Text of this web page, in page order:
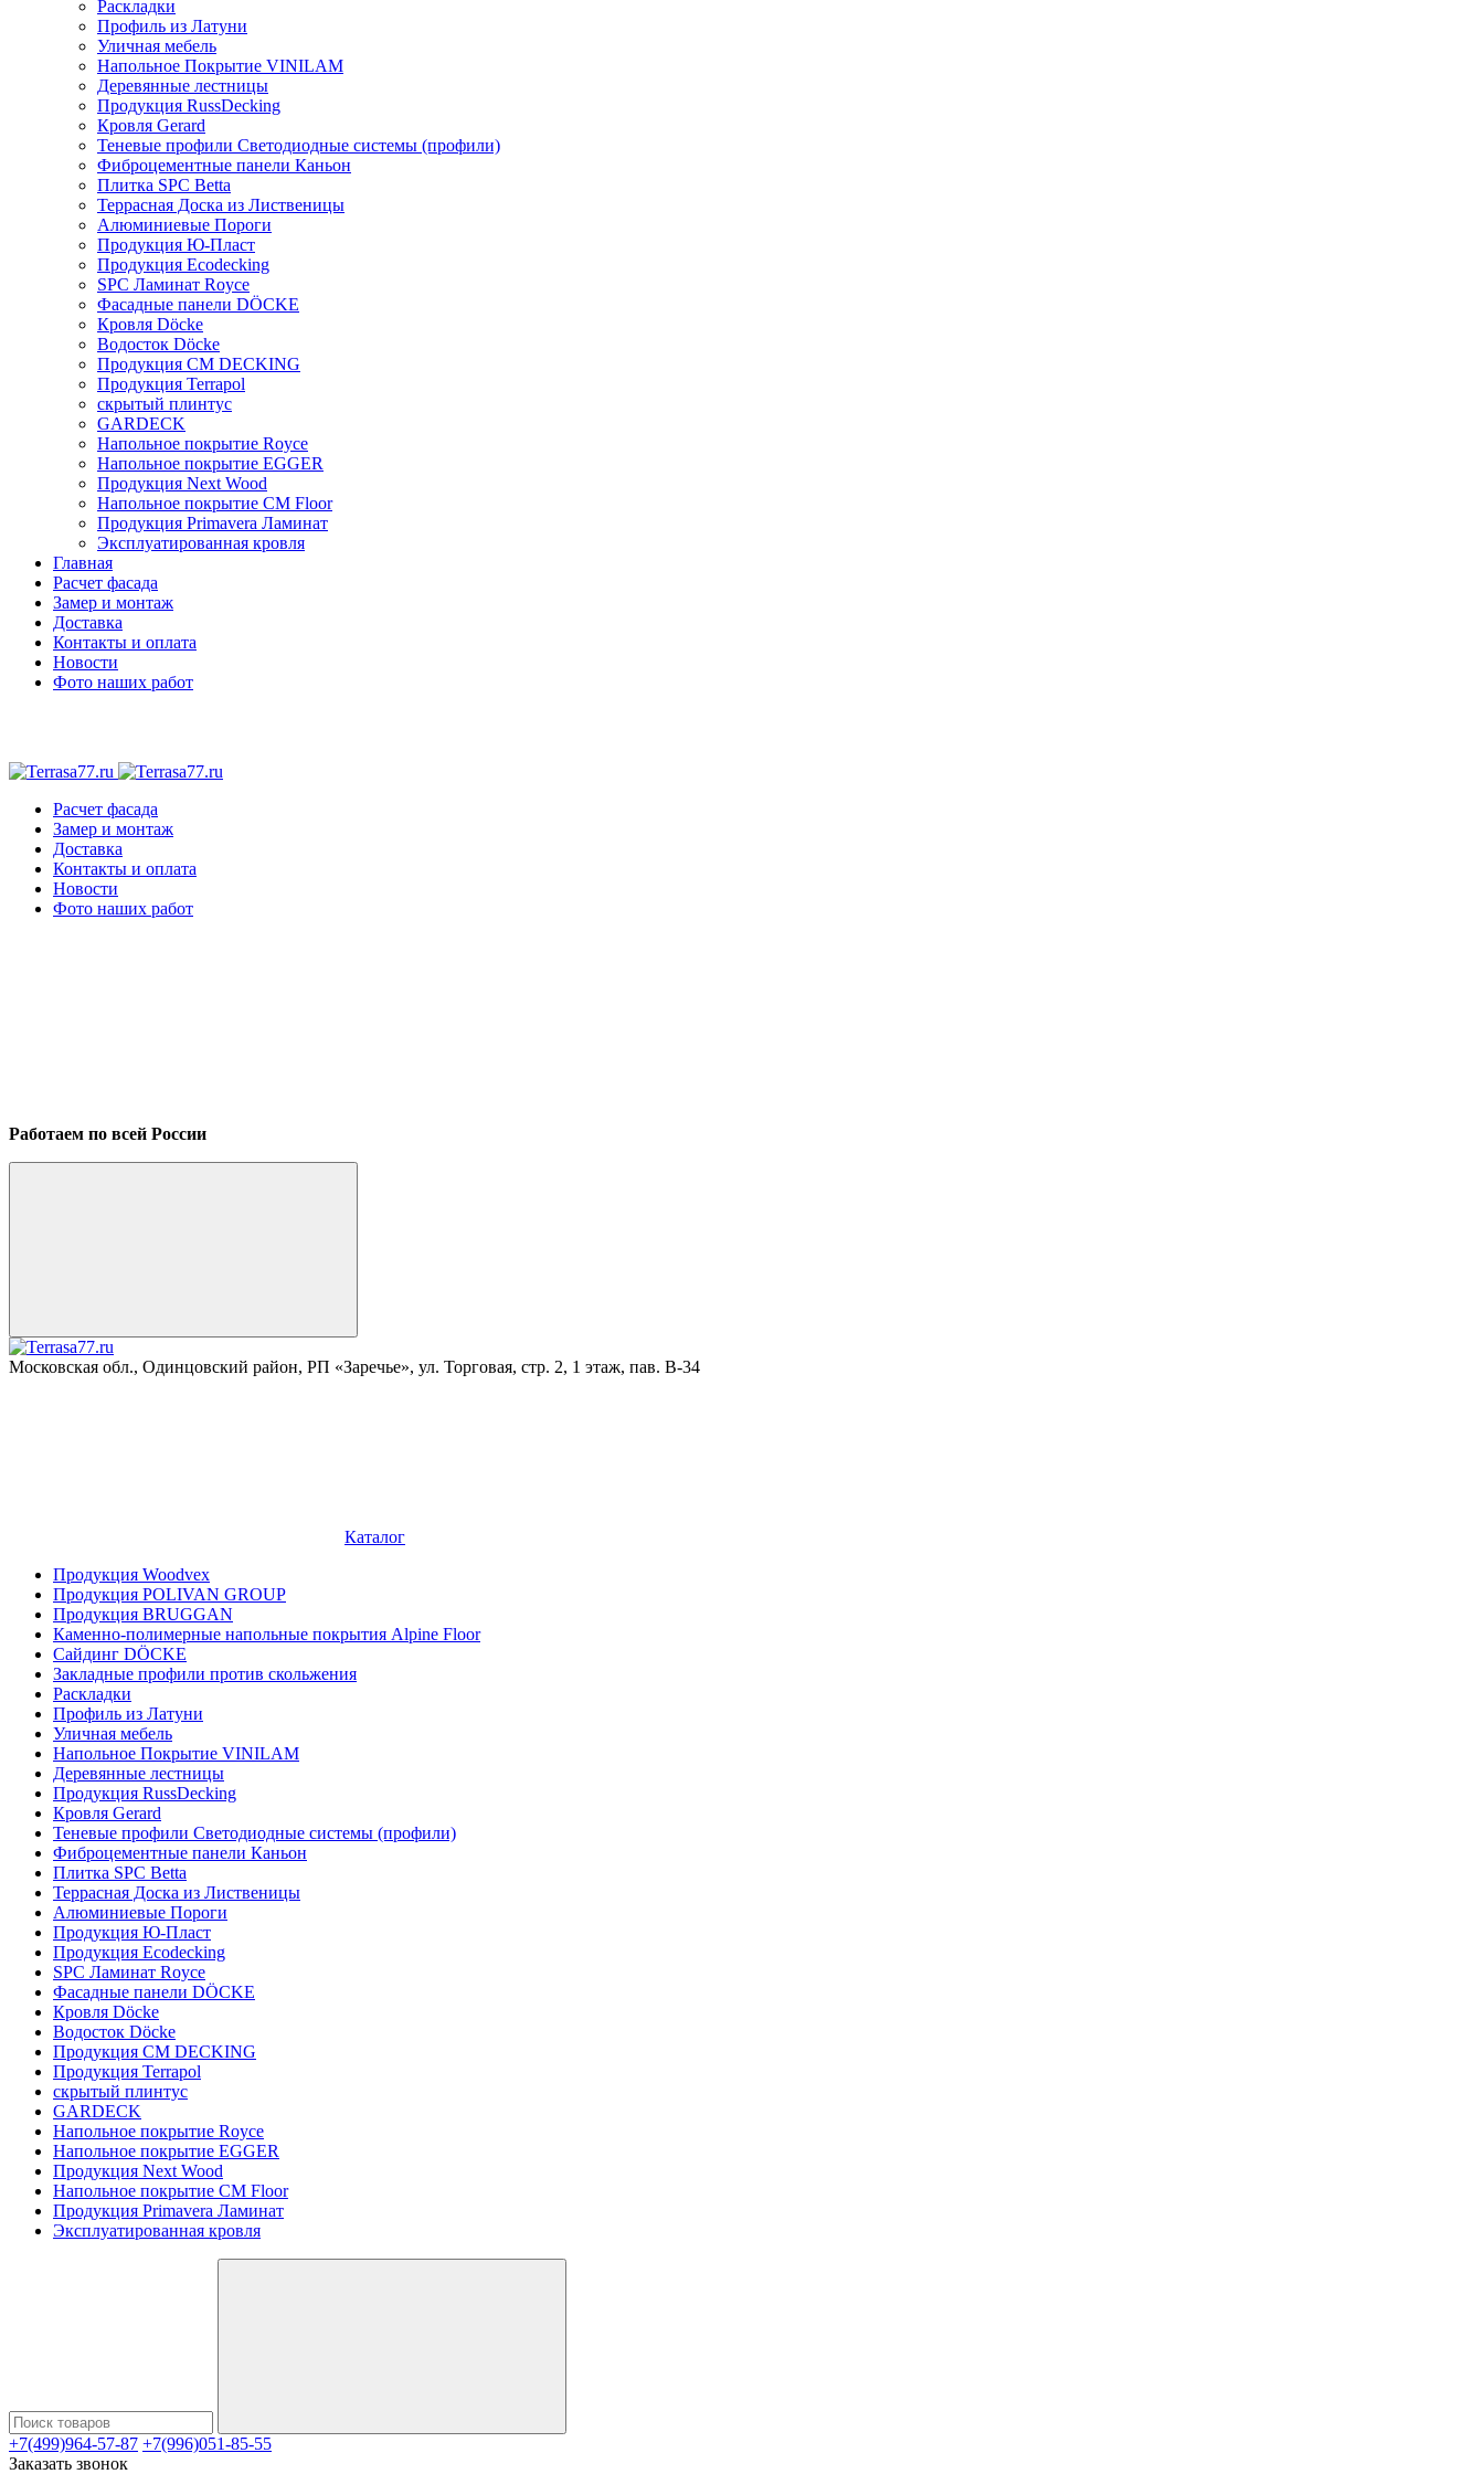
Раскладки
Профиль из Латуни
Уличная мебель
Напольное Покрытие VINILAM
Деревянные лестницы
Продукция RussDecking
Кровля Gerard
Теневые профили Светодиодные системы (профили)
Фиброцементные панели Каньон
Плитка SPC Betta
Террасная Доска из Лиственицы
Алюминиевые Пороги
Продукция Ю-Пласт
Продукция Ecodecking
SPC Ламинат Royce
Фасадные панели DÖCKE
Кровля Döcke
Водосток Döcke
Продукция CM DECKING
Продукция Terrapol
скрытый плинтус
GARDECK
Напольное покрытие Royce
Напольное покрытие EGGER
Продукция Next Wood
Напольное покрытие CM Floor
Продукция Primavera Ламинат
Эксплуатированная кровля
Главная
Расчет фасада
Замер и монтаж
Доставка
Контакты и оплата
Новости
Фото наших работ
Расчет фасада
Замер и монтаж
Доставка
Контакты и оплата
Новости
Фото наших работ
Работаем по всей России
Московская обл., Одинцовский район, РП «Заречье», ул. Торговая, стр. 2, 1 этаж, пав. B-34
Каталог
Продукция Woodvex
Продукция POLIVAN GROUP
Продукция BRUGGAN
Каменно-полимерные напольные покрытия Alpine Floor
Сайдинг DÖCKE
Закладные профили против скольжения
Раскладки
Профиль из Латуни
Уличная мебель
Напольное Покрытие VINILAM
Деревянные лестницы
Продукция RussDecking
Кровля Gerard
Теневые профили Светодиодные системы (профили)
Фиброцементные панели Каньон
Плитка SPC Betta
Террасная Доска из Лиственицы
Алюминиевые Пороги
Продукция Ю-Пласт
Продукция Ecodecking
SPC Ламинат Royce
Фасадные панели DÖCKE
Кровля Döcke
Водосток Döcke
Продукция CM DECKING
Продукция Terrapol
скрытый плинтус
GARDECK
Напольное покрытие Royce
Напольное покрытие EGGER
Продукция Next Wood
Напольное покрытие CM Floor
Продукция Primavera Ламинат
Эксплуатированная кровля
+7(499)964-57-87 +7(996)051-85-55
Заказать звонок